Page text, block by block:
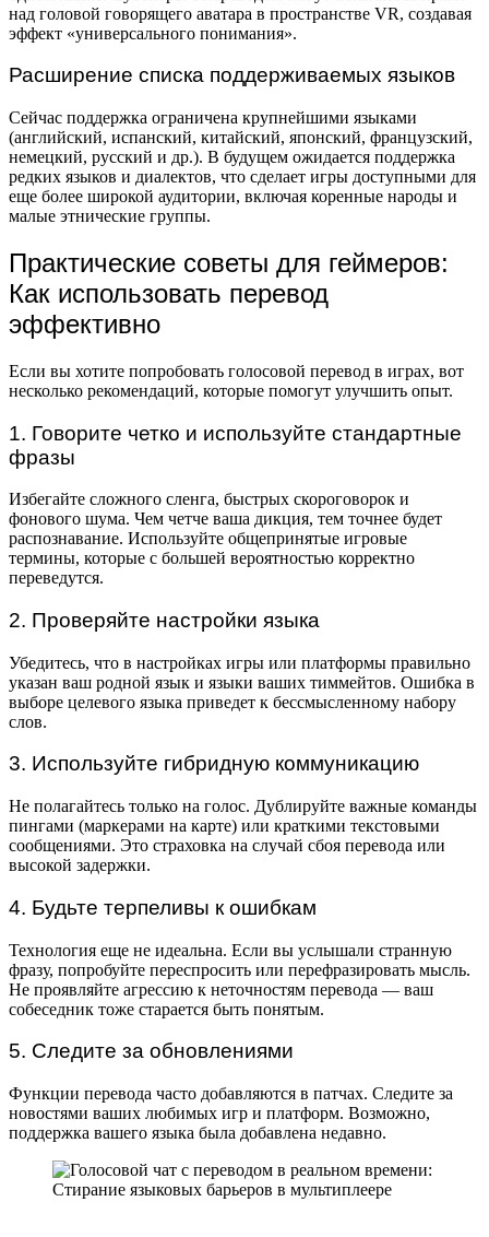
над головой говорящего аватара в пространстве VR, создавая
эффект «универсального понимания».
Расширение списка поддерживаемых языков
Сейчас поддержка ограничена крупнейшими языками
(английский, испанский, китайский, японский, французский,
немецкий, русский и др.). В будущем ожидается поддержка
редких языков и диалектов, что сделает игры доступными для
еще более широкой аудитории, включая коренные народы и
малые этнические группы.
Практические советы для геймеров:
Как использовать перевод
эффективно
Если вы хотите попробовать голосовой перевод в играх, вот
несколько рекомендаций, которые помогут улучшить опыт.
1. Говорите четко и используйте стандартные
фразы
Избегайте сложного сленга, быстрых скороговорок и
фонового шума. Чем четче ваша дикция, тем точнее будет
распознавание. Используйте общепринятые игровые
термины, которые с большей вероятностью корректно
переведутся.
2. Проверяйте настройки языка
Убедитесь, что в настройках игры или платформы правильно
указан ваш родной язык и языки ваших тиммейтов. Ошибка в
выборе целевого языка приведет к бессмысленному набору
слов.
3. Используйте гибридную коммуникацию
Не полагайтесь только на голос. Дублируйте важные команды
пингами (маркерами на карте) или краткими текстовыми
сообщениями. Это страховка на случай сбоя перевода или
высокой задержки.
4. Будьте терпеливы к ошибкам
Технология еще не идеальна. Если вы услышали странную
фразу, попробуйте переспросить или перефразировать мысль.
Не проявляйте агрессию к неточностям перевода — ваш
собеседник тоже старается быть понятым.
5. Следите за обновлениями
Функции перевода часто добавляются в патчах. Следите за
новостями ваших любимых игр и платформ. Возможно,
поддержка вашего языка была добавлена недавно.